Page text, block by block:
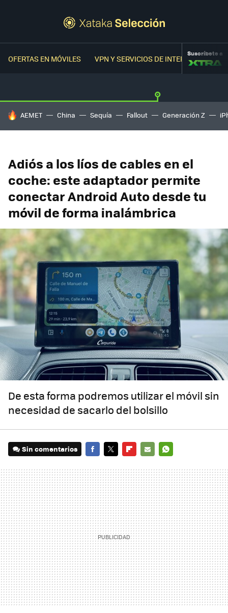
OFERTAS EN MÓVILES VPN Y SERVICIOS DE INTERNETSuscríbete a
HOY SE HABLA DE
AEMET China Sequía Fallout Generación Z
Adiós a los líos de cables en el
coche: este adaptador permite
conectar Android Auto desde tu
móvil de forma inalámbrica
De esta forma podremos utilizar el móvil sin
necesidad de sacarlo del bolsillo
Sin comentarios
MAIL